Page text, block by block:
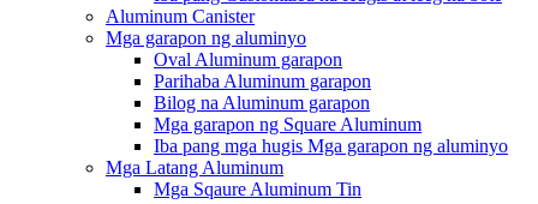
Aluminum Canister
Mga garapon ng aluminyo
Oval Aluminum garapon
Parihaba Aluminum garapon
Bilog na Aluminum garapon
Mga garapon ng Square Aluminum
Iba pang mga hugis Mga garapon ng aluminyo
Mga Latang Aluminum
Mga Sqaure Aluminum Tin